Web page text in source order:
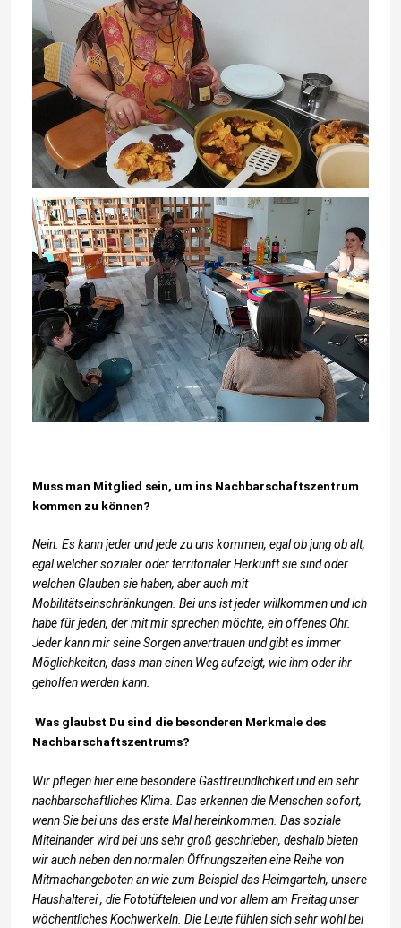
Muss man Mitglied sein, um ins Nachbarschaftszentrum
kommen zu können?
Nein. Es kann jeder und jede zu uns kommen, egal ob jung ob alt,
egal welcher sozialer oder territorialer Herkunft sie sind oder
welchen Glauben sie haben, aber auch mit
Mobilitätseinschränkungen. Bei uns ist jeder willkommen und ich
habe für jeden, der mit mir sprechen möchte, ein offenes Ohr.
Jeder kann mir seine Sorgen anvertrauen und gibt es immer
Möglichkeiten, dass man einen Weg aufzeigt, wie ihm oder ihr
geholfen werden kann.
Was glaubst Du sind die besonderen Merkmale des
Nachbarschaftszentrums?
Wir pflegen hier eine besondere Gastfreundlichkeit und ein sehr
nachbarschaftliches Klima. Das erkennen die Menschen sofort,
wenn Sie bei uns das erste Mal hereinkommen. Das soziale
Miteinander wird bei uns sehr groß geschrieben, deshalb bieten
wir auch neben den normalen Öffnungszeiten eine Reihe von
Mitmachangeboten an wie zum Beispiel das Heimgarteln, unsere
Haushalterei , die Fototüfteleien und vor allem am Freitag unser
wöchentliches Kochwerkeln. Die Leute fühlen sich sehr wohl bei